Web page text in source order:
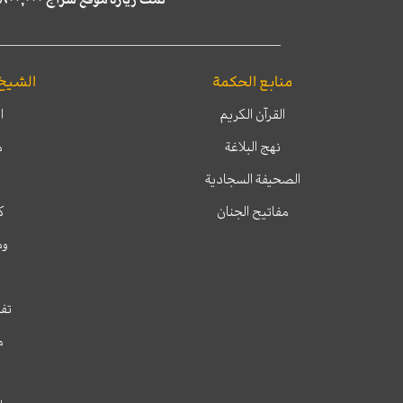
منابع الحكمة
القرآن الكريم
نهج البلاغة
الصحيفة السجادية
مفاتيح الجنان